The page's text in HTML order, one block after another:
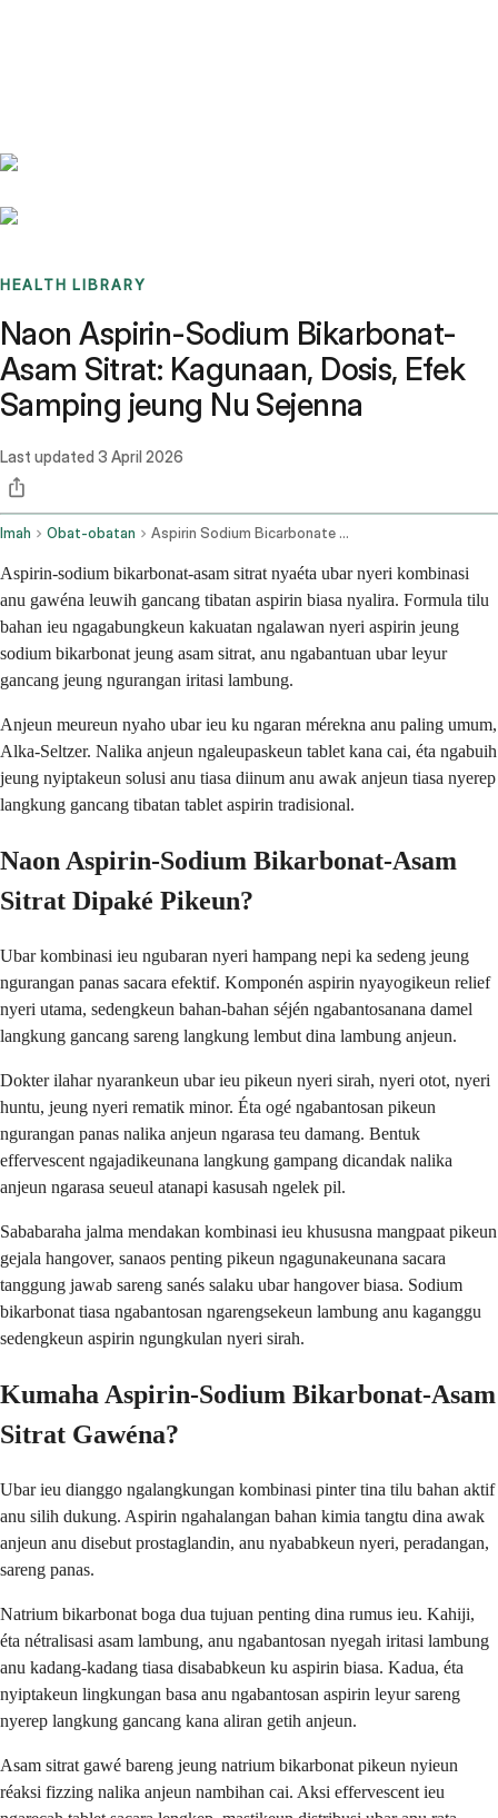
HEALTH LIBRARY
Naon Aspirin-Sodium Bikarbonat-
Asam Sitrat: Kagunaan, Dosis, Efek
Samping jeung Nu Sejenna
Last updated 3 April 2026
Imah Obat-obatan Aspirin Sodium Bicarbonate And Citric Acid Oral Route
Aspirin-sodium bikarbonat-asam sitrat nyaéta ubar nyeri kombinasi
anu gawéna leuwih gancang tibatan aspirin biasa nyalira. Formula tilu
bahan ieu ngagabungkeun kakuatan ngalawan nyeri aspirin jeung
sodium bikarbonat jeung asam sitrat, anu ngabantuan ubar leyur
gancang jeung ngurangan iritasi lambung.
Anjeun meureun nyaho ubar ieu ku ngaran mérekna anu paling umum,
Alka-Seltzer. Nalika anjeun ngaleupaskeun tablet kana cai, éta ngabuih
jeung nyiptakeun solusi anu tiasa diinum anu awak anjeun tiasa nyerep
langkung gancang tibatan tablet aspirin tradisional.
Naon Aspirin-Sodium Bikarbonat-Asam
Sitrat Dipaké Pikeun?
Ubar kombinasi ieu ngubaran nyeri hampang nepi ka sedeng jeung
ngurangan panas sacara efektif. Komponén aspirin nyayogikeun relief
nyeri utama, sedengkeun bahan-bahan séjén ngabantosanana damel
langkung gancang sareng langkung lembut dina lambung anjeun.
Dokter ilahar nyarankeun ubar ieu pikeun nyeri sirah, nyeri otot, nyeri
huntu, jeung nyeri rematik minor. Éta ogé ngabantosan pikeun
ngurangan panas nalika anjeun ngarasa teu damang. Bentuk
effervescent ngajadikeunana langkung gampang dicandak nalika
anjeun ngarasa seueul atanapi kasusah ngelek pil.
Sababaraha jalma mendakan kombinasi ieu khususna mangpaat pikeun
gejala hangover, sanaos penting pikeun ngagunakeunana sacara
tanggung jawab sareng sanés salaku ubar hangover biasa. Sodium
bikarbonat tiasa ngabantosan ngarengsekeun lambung anu kaganggu
sedengkeun aspirin ngungkulan nyeri sirah.
Kumaha Aspirin-Sodium Bikarbonat-Asam
Sitrat Gawéna?
Ubar ieu dianggo ngalangkungan kombinasi pinter tina tilu bahan aktif
anu silih dukung. Aspirin ngahalangan bahan kimia tangtu dina awak
anjeun anu disebut prostaglandin, anu nyababkeun nyeri, peradangan,
sareng panas.
Natrium bikarbonat boga dua tujuan penting dina rumus ieu. Kahiji,
éta nétralisasi asam lambung, anu ngabantosan nyegah iritasi lambung
anu kadang-kadang tiasa disababkeun ku aspirin biasa. Kadua, éta
nyiptakeun lingkungan basa anu ngabantosan aspirin leyur sareng
nyerep langkung gancang kana aliran getih anjeun.
Asam sitrat gawé bareng jeung natrium bikarbonat pikeun nyieun
réaksi fizzing nalika anjeun nambihan cai. Aksi effervescent ieu